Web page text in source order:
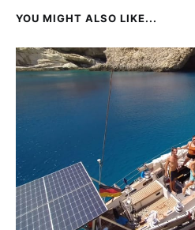
YOU MIGHT ALSO LIKE...